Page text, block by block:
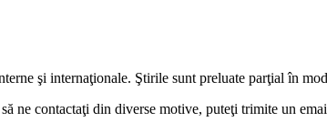
şi internaţionale. Ştirile sunt preluate parţial în
ne contactaţi din diverse motive, puteţi trimite un